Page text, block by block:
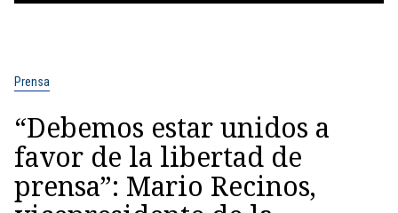
Prensa
“Debemos estar unidos a
favor de la libertad de
prensa”: Mario Recinos,